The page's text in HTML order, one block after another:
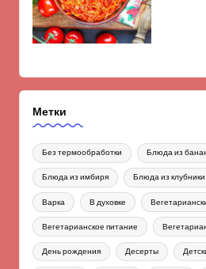
Метки
Без термообработки Блюда из
Блюда из имбиря Блюда из клубники
Варка В духовке
Вегетарианское питание
День рождения Десерты